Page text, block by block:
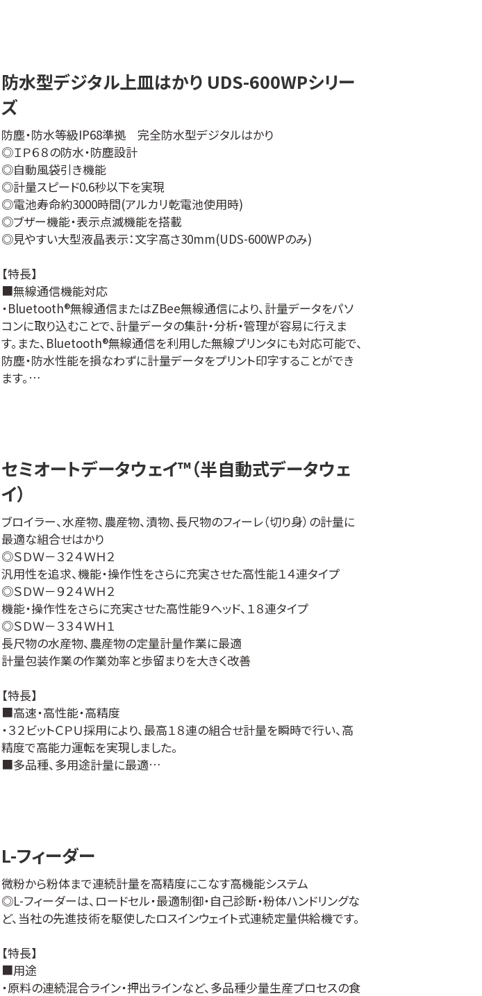
防水型デジタル上皿はかり UDS-600WPシリー
ズ
防塵・防水等級IP68準拠 完全防水型デジタルはかり
◎ＩＰ６８の防水・防塵設計
◎自動風袋引き機能
◎計量スピード0.6秒以下を実現
◎電池寿命約3000時間(アルカリ乾電池使用時)
◎ブザー機能・表示点滅機能を搭載
◎見やすい大型液晶表示：文字高さ30mm(UDS-600WPのみ)
【特長】
■無線通信機能対応
・Bluetooth®無線通信またはZBee無線通信により、計量データをパソ
コンに取り込むことで、計量データの集計・分析・管理が容易に行えま
す。また、Bluetooth®無線通信を利用した無線プリンタにも対応可能で、
防塵・防水性能を損なわずに計量データをプリント印字することができ
ます。
水の浸入を完全にシャットアウトします。
■計量スピード0.6秒以下を実現
・計量スピードの短縮で作業能力が大きく向上します。
■自動風袋引き機能と風袋引き忘れ防止機能を搭載
・容器を載せた時点で自動的に風袋引きができる自動風袋引き機能や、
風袋引きをしていないときに表示値を点滅させて知らせる風袋引き忘れ
防止機能で計量ミスを防ぎます。
■ブザー機能・表示点滅機能を搭載
・ブザー音や表示点滅によってスピーディーかつ正確な計量を実現しま
す。
■見やすい大型液晶表示
・(W)13.5×(H)30mmの大型液晶によって見やすさが大幅にアップしま
す。
■選べる2WAY電源
・ご使用状況に合わせて、乾電池もしくはACアダプター（オプション）の2
種類から電源を選択できます。
※ACアダプター使用時は、非防水となります。
■地球にやさしい省エネ設計
・単1乾電池×4本で連続約3000時間使用可能(アルカリ乾電池使用時)
■マルチファンクション機能搭載
・使い勝手に合わせて機能を選択できるマルチファンクション機能（定量
計量機能、チェッカ機能、減算式チェッカ機能、ランク選別機能）を搭載し
ました。
・計量作業の効率化・高精度化に威力を発揮します。
・取引・証明に使用できる「取引証明タイプ」だけでなく、計量精度を重視
した「取引証明以外用」をご用意しました。
・精密さが求められる品質チェックなどに最適です。
セミオートデータウェイ™（半自動式データウェ
イ）
ブロイラー、水産物、農産物、漬物、長尺物のフィーレ（切り身）の計量に
最適な組合せはかり
◎ＳＤＷ－３２４ＷＨ２
汎用性を追求、機能・操作性をさらに充実させた高性能１４連タイプ
◎ＳＤＷ－９２４ＷＨ２
機能・操作性をさらに充実させた高性能９ヘッド、１８連タイプ
◎ＳＤＷ－３３４ＷＨ１
長尺物の水産物、農産物の定量計量作業に最適
計量包装作業の作業効率と歩留まりを大きく改善
【特長】
■高速・高性能・高精度
・３２ビットＣＰＵ採用により、最高１８連の組合せ計量を瞬時で行い、高
精度で高能力運転を実現しました。
■多品種、多用途計量に最適
■タッチパネル画面でやさしい操作
・付属装置の動作手順、計量物の排出方向、包装機とのインターロック方
法は、メニュー画面から選択可能です。
■防水・水洗構造
■ＳＤＷ－９２４ＷＨ２
数量が少ない場合でも組合せ確率が高くなり、精度と効率が従来機と全
く異なります。
■ＳＤＷ－３３４ＷＨ１
L-フィーダー
微粉から粉体まで連続計量を高精度にこなす高機能システム
◎L-フィーダーは、ロードセル・最適制御・自己診断・粉体ハンドリングな
ど、当社の先進技術を駆使したロスインウェイト式連続定量供給機です。
【特長】
■用途
・原料の連続混合ライン・押出ラインなど、多品種少量生産プロセスの食